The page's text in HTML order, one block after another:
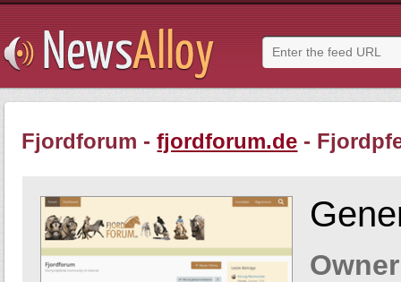
Fjordforum -fjordforum.de -